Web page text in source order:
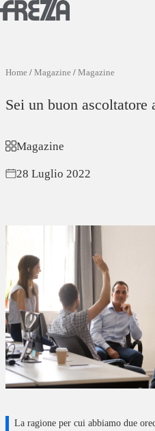
Skip to main content
Azienda
Magazine
Home/ Magazine/ Magazine
Sei un buon ascoltatore
Magazine
28 Luglio 2022
La ragione per cui abbiamo due